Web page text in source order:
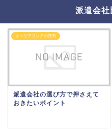
派遣会社
キャリアリンクの評判
派遣会社の選び方で押さえて
おきたいポイント